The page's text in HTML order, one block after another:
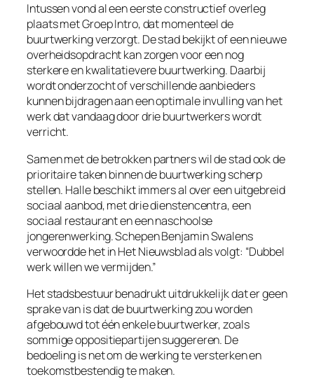
Intussen vond al een eerste constructief overleg
plaats met Groep Intro, dat momenteel de
buurtwerking verzorgt. De stad bekijkt of een nieuwe
overheidsopdracht kan zorgen voor een nog
sterkere en kwalitatievere buurtwerking. Daarbij
wordt onderzocht of verschillende aanbieders
kunnen bijdragen aan een optimale invulling van het
werk dat vandaag door drie buurtwerkers wordt
verricht.
Samen met de betrokken partners wil de stad ook de
prioritaire taken binnen de buurtwerking scherp
stellen. Halle beschikt immers al over een uitgebreid
sociaal aanbod, met drie dienstencentra, een
sociaal restaurant en een naschoolse
jongerenwerking. Schepen Benjamin Swalens
verwoordde het in Het Nieuwsblad als volgt: “Dubbel
werk willen we vermijden.”
Het stadsbestuur benadrukt uitdrukkelijk dat er geen
sprake van is dat de buurtwerking zou worden
afgebouwd tot één enkele buurtwerker, zoals
sommige oppositiepartijen suggereren. De
bedoeling is net om de werking te versterken en
toekomstbestendig te maken.